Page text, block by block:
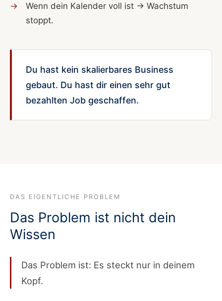
Wenn dein Kalender voll ist → Wachstum
stoppt.
Du hast kein skalierbares Business
gebaut. Du hast dir einen sehr gut
bezahlten Job geschaffen.
DAS EIGENTLICHE PROBLEM
Das Problem ist nicht dein
Wissen
Das Problem ist: Es steckt nur in deinem
Kopf.